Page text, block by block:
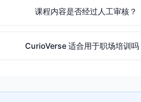
课程内容是否经过人工审核？
CurioVerse 适合用于职场培训吗